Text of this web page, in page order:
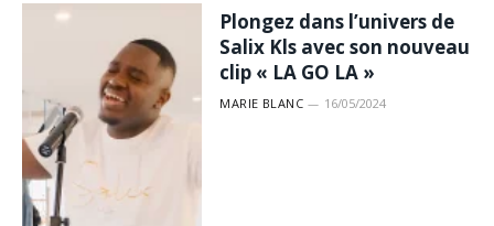
Plongez dans l’univers de
Salix Kls avec son nouveau
clip « LA GO LA »
MARIE BLANC 16/05/2024